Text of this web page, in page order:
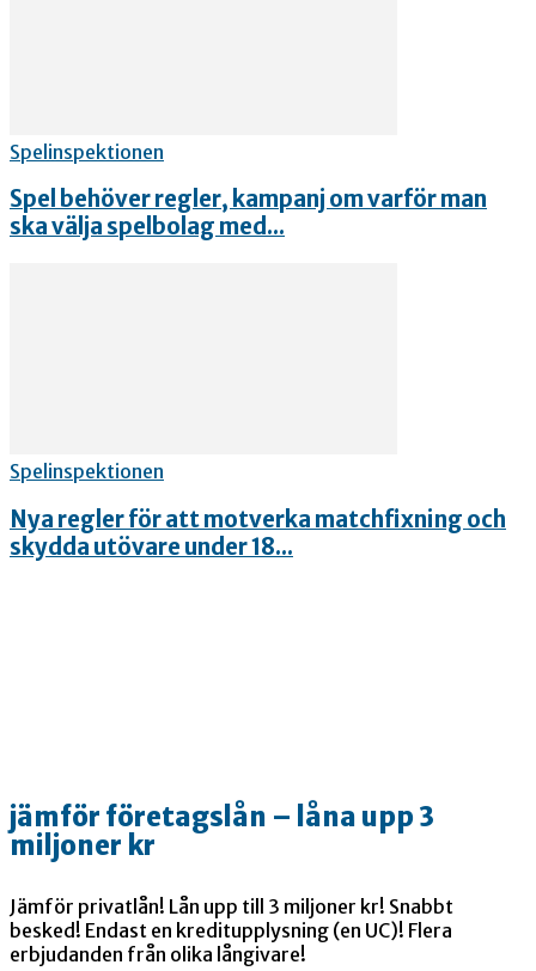
Spelinspektionen
Spel behöver regler, kampanj om varför man
ska välja spelbolag med...
Spelinspektionen
Nya regler för att motverka matchfixning och
skydda utövare under 18...
jämför företagslån – låna upp 3
miljoner kr
Jämför privatlån! Lån upp till 3 miljoner kr! Snabbt
besked! Endast en kreditupplysning (en UC)! Flera
erbjudanden från olika långivare!